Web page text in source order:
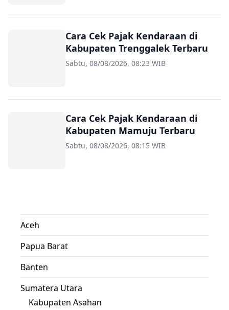
Cara Cek Pajak Kendaraan di
Kabupaten Trenggalek Terbaru
Sabtu, 08/08/2026, 08:23 WIB
Cara Cek Pajak Kendaraan di
Kabupaten Mamuju Terbaru
Sabtu, 08/08/2026, 08:15 WIB
Aceh
Papua Barat
Banten
Sumatera Utara
Kabupaten Asahan